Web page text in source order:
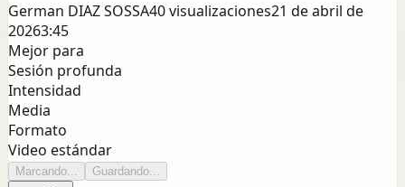
German DIAZ SOSSA40visualizaciones21 de abril de
20263:45
Mejor para
Sesión profunda
Intensidad
Media
Formato
Video estándar
Marcando... Guardando...